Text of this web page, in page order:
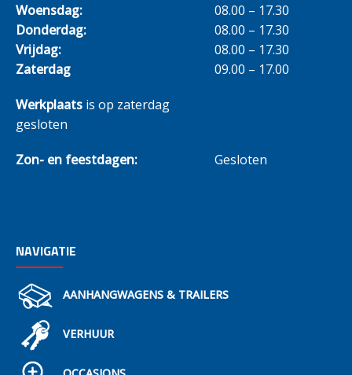
Woensdag:
08.00 – 17.30
Donderdag:
08.00 – 17.30
Vrijdag:
08.00 – 17.30
Zaterdag
09.00 – 17.00
Werkplaats is op zaterdag
gesloten
Zon- en feestdagen: Gesloten
NAVIGATIE
AANHANGWAGENS & TRAILERS
VERHUUR